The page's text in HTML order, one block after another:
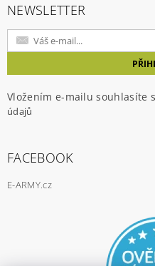
NEWSLETTER
Vložením e-mailu souhlasíte s
údajů
FACEBOOK
E-ARMY.cz